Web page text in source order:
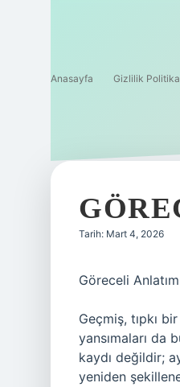
Anasayfa Gizlilik
Tarih: Mart 4, 2026
Göreceli
Geçmiş, tıpkı
yansımaları da
kaydı değildir;
yeniden